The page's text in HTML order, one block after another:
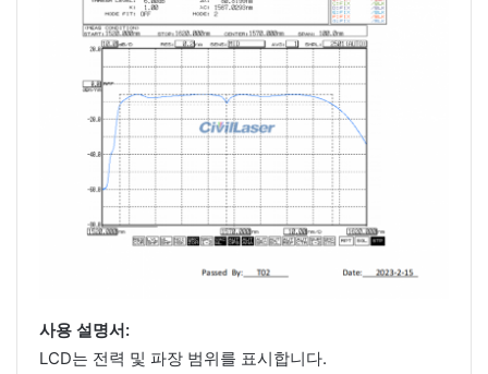
사용 설명서:
LCD는 전력 및 파장 범위를 표시합니다.